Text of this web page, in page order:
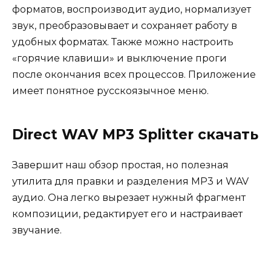
форматов, воспроизводит аудио, нормализует
звук, преобразовывает и сохраняет работу в
удобных форматах. Также можно настроить
«горячие клавиши» и выключение проги
после окончания всех процессов. Приложение
имеет понятное русскоязычное меню.
Direct WAV MP3 Splitter скачать
Завершит наш обзор простая, но полезная
утилита для правки и разделения MP3 и WAV
аудио. Она легко вырезает нужный фрагмент
композиции, редактирует его и настраивает
звучание.